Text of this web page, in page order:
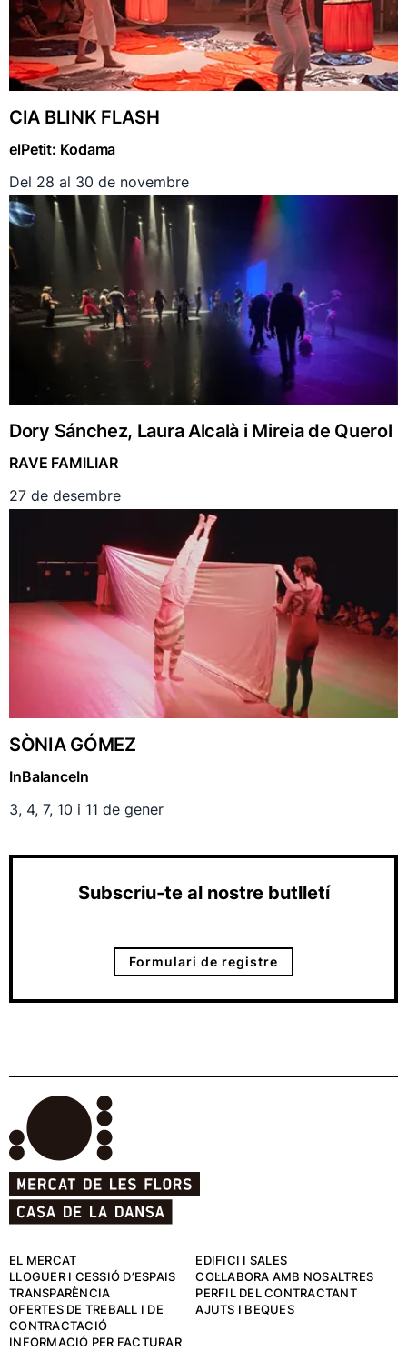
CIA BLINK FLASH
elPetit: Kodama
Del 28 al 30 de novembre
Dory Sánchez, Laura Alcalà i Mireia de Querol
RAVE FAMILIAR
27 de desembre
SÒNIA GÓMEZ
InBalanceIn
3, 4, 7, 10 i 11 de gener
Subscriu-te al nostre butlletí
Formulari de registre
EL MERCAT
EDIFICI I SALES
LLOGUER I CESSIÓ D’ESPAIS
COL·LABORA AMB NOSALTRES
TRANSPARÈNCIA
PERFIL DEL CONTRACTANT
OFERTES DE TREBALL I DE
CONTRACTACIÓ
AJUTS I BEQUES
INFORMACIÓ PER FACTURAR